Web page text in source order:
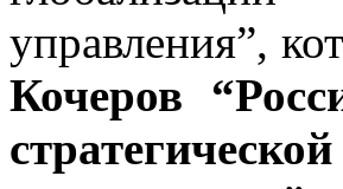
управления”,
Кочеров